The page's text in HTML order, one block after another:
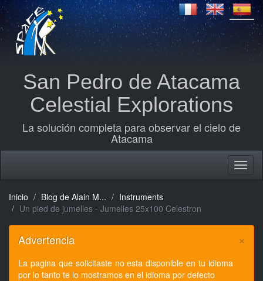
San Pedro de Atacama
Celestial Explorations
La solución completa para observar el cielo de
Atacama
Inicio Blog de Alain M...
Instruments
Un pied de jumelles - Jumelles 25x100 Celestron
×
Advertencia
La pagina que solicitaste no esta disponible en tu idioma
por lo tanto te lo mostramos en el idioma por defecto